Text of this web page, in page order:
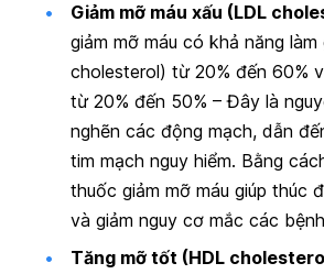
Giảm mỡ máu xấu (LDL
giảm mỡ máu có khả năng
cholesterol) từ 20% đến 60%
từ 20% đến 50% – Đây là
nghẽn các động mạch, dẫn
tim mạch nguy hiểm. Bằng
thuốc giảm mỡ máu giúp thúc
và giảm nguy cơ mắc các
Tăng mỡ tốt (HDL